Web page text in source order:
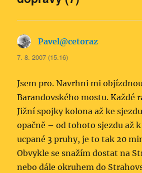
Pavel@cetoraz
7. 8. 2007 (15.16)
Jsem pro. Navrhni mi
Barandovského mostu. Každé
Jižní spojky kolona až ke
opačně – od tohoto sjezdu až
ucpané 3 pruhy, je to tak 20
Obvykle se snažím dostat na
nebo dále okruhem do